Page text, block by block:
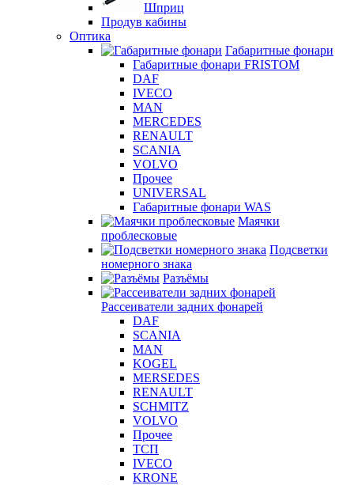
Шприц
Продув кабины
Оптика
Габаритные фонари
Габаритные фонари FRISTOM
DAF
IVECO
MAN
MERCEDES
RENAULT
SCANIA
VOLVO
Прочее
UNIVERSAL
Габаритные фонари WAS
Маячки
проблесковые
Подсветки
номерного знака
Разъёмы
Рассеиватели задних фонарей
DAF
SCANIA
MAN
KOGEL
MERSEDES
RENAULT
SCHMITZ
VOLVO
Прочее
ТСП
IVECO
KRONE